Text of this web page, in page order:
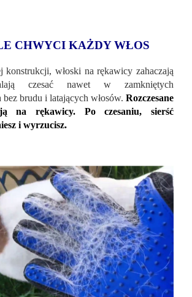
CHWYCI KAŻDY WŁOS
konstrukcji, włoski na rękawicy zahaczają
czesać nawet w zamkniętych
bez brudu i latających włosów. Rozczesane
na rękawicy. Po czesaniu, sierść
i wyrzucisz.